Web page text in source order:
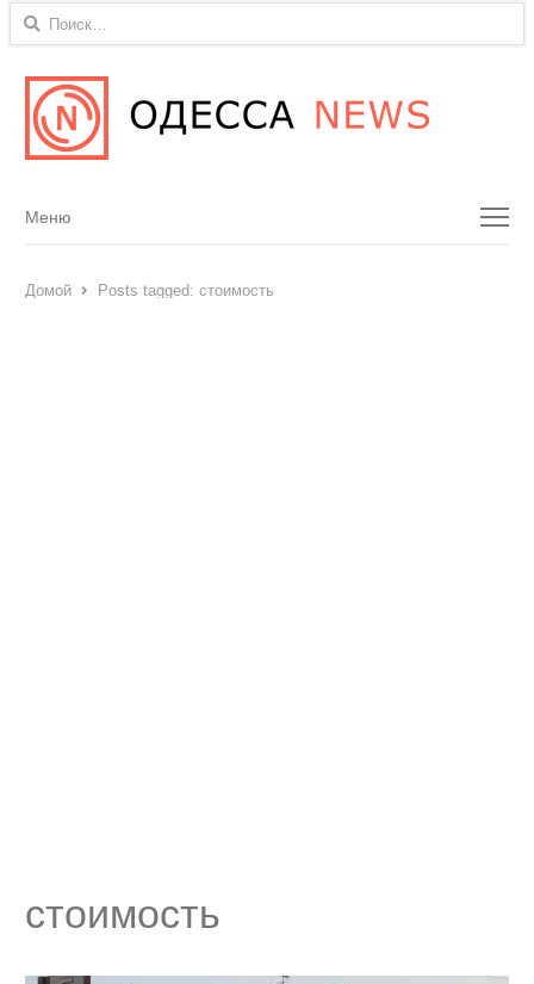
Найти:
Menu
Меню
Домой Posts tagged: стоимость
стоимость